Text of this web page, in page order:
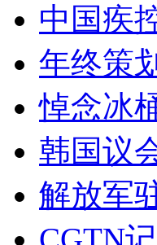
中国疾
年终策
悼念冰
韩国议
解放军